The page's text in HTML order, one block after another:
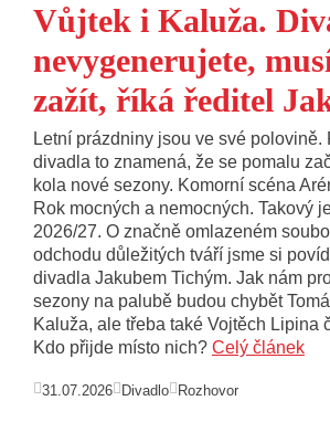
Vůjtek i Kaluža.
nevygenerujete,
zažít, říká ředitel
Letní prázdniny jsou ve své polovině.
divadla to znamená, že se pomalu
kola nové sezony. Komorní scéna
Rok mocných a nemocných. Takový
2026/27. O značně omlazeném
odchodu důležitých tváří jsme si
divadla Jakubem Tichým. Jak nám
sezony na palubě budou chybět
Kaluža, ale třeba také Vojtěch Lipina
Kdo přijde místo nich? Celý článek
31.07.2026 Divadlo Rozhovor